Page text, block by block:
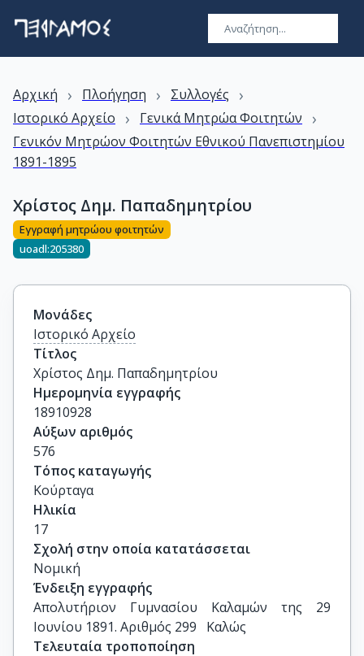
Αρχική › Πλοήγηση › Συλλογές ›
Ιστορικό Αρχείο › Γενικά Μητρώα Φοιτητών ›
Γενικόν Μητρώον Φοιτητών Εθνικού Πανεπιστημίου
1891-1895
Χρίστος Δημ. Παπαδημητρίου
Εγγραφή μητρώου φοιτητών
uoadl:205380
Μονάδες
Ιστορικό Αρχείο
Τίτλος
Χρίστος Δημ. Παπαδημητρίου
Ημερομηνία εγγραφής
18910928
Αύξων αριθμός
576
Τόπος καταγωγής
Κούρταγα
Ηλικία
17
Σχολή στην οποία κατατάσσεται
Νομική
Ένδειξη εγγραφής
Απολυτήριον Γυμνασίου Καλαμών της 29
Ιουνίου 1891. Αριθμός 299   Καλώς
Τελευταία τροποποίηση